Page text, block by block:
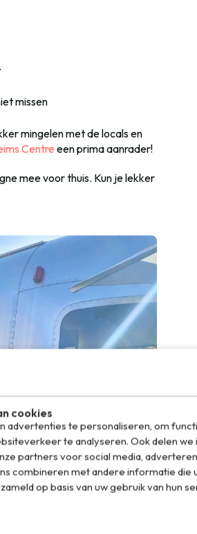
cookies
advertenties te personaliseren, om
te analyseren. Ook delen
partners voor social media,
combineren met andere informatie die
op basis van uw gebruik van hun
missen
mingelen met de locals en
Centre een prima aanrader!
mee voor thuis. Kun je lekker